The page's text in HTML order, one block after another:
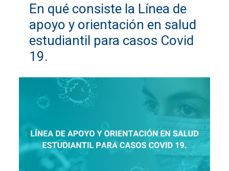
En qué consiste la Línea de
apoyo y orientación en salud
estudiantil para casos Covid
19.